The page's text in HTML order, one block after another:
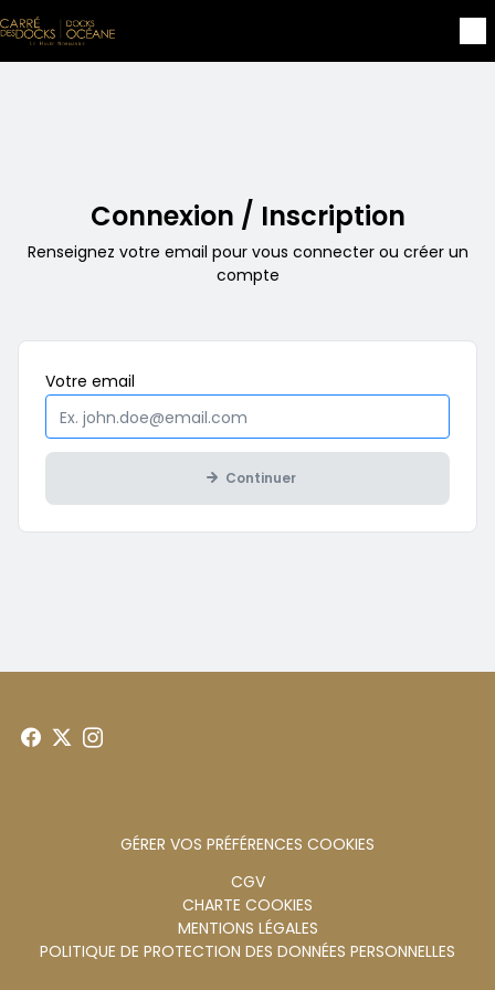
Aller au contenu principal
Connexion / Inscription
Renseignez votre email pour vous connecter ou créer un
compte
Votre email
Continuer
GÉRER VOS PRÉFÉRENCES COOKIES
CGV
CHARTE COOKIES
MENTIONS LÉGALES
POLITIQUE DE PROTECTION DES DONNÉES PERSONNELLES